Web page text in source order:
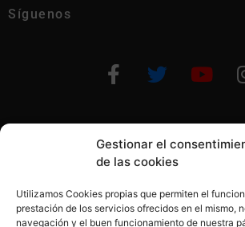
Gestionar el
de las cookies
Utilizamos Cookies propias que permiten el
prestación de los servicios ofrecidos en el mismo,
navegación y el buen funcionamiento de nuestra
Síguenos
Otras formas de ayudar